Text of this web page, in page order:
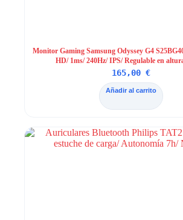
Monitor Gaming Samsung Odyssey G4
HD/ 1ms/ 240Hz/ IPS/ Regulable en
165,00€
Añadir al carrito